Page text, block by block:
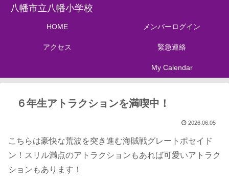
八幡市立八幡小学校
HOME メンバーログイン
アクセス 緊急連絡
My Calendar
６年生アトラクションを満喫中！
2026.06.05
こちらは豪快な荒波を突き進む海賊戦グレートポセイド
ン！スリル満点のアトラクションもあれば可愛いアトラク
ションもあります！